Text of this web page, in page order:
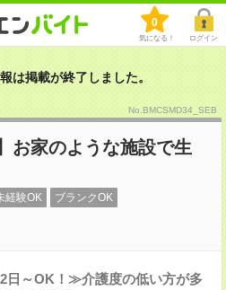
0
気になる！ ログイン
は掲載が終了しました。
No.BMCSMD34_SEB
お家のような施設で生
経験OK ブランクOK
日～OK！≫介護度の低い方が多